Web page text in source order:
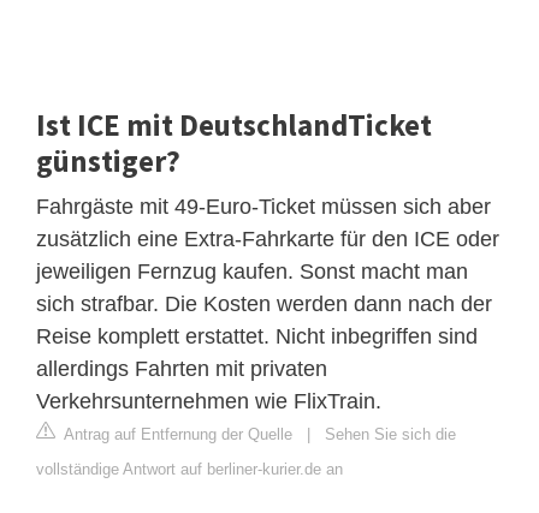
Ist ICE mit DeutschlandTicket
günstiger?
Fahrgäste mit 49-Euro-Ticket müssen sich aber
zusätzlich eine Extra-Fahrkarte für den ICE oder
jeweiligen Fernzug kaufen. Sonst macht man
sich strafbar. Die Kosten werden dann nach der
Reise komplett erstattet. Nicht inbegriffen sind
allerdings Fahrten mit privaten
Verkehrsunternehmen wie FlixTrain.
Antrag auf Entfernung der Quelle | Sehen Sie sich die
vollständige Antwort auf berliner-kurier.de an